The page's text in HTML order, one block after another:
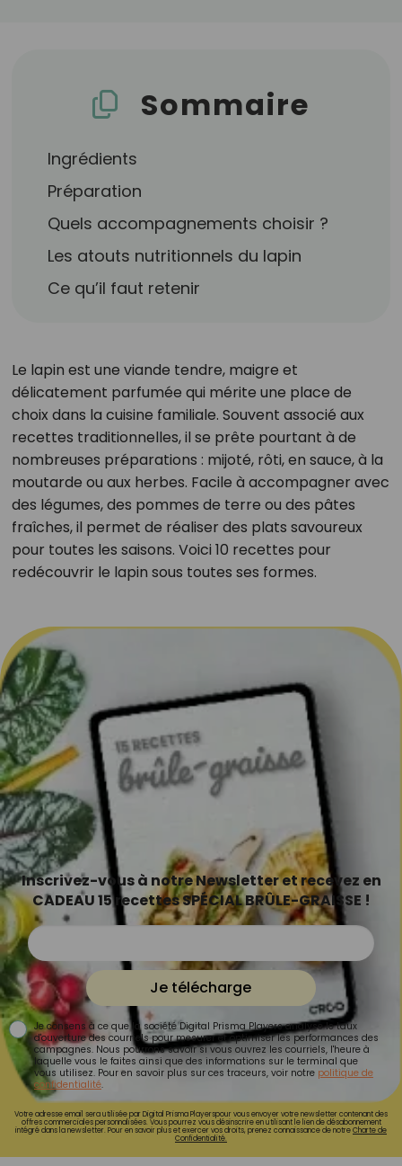
Sommaire
Ingrédients
Préparation
Quels accompagnements choisir ?
Les atouts nutritionnels du lapin
Ce qu’il faut retenir
Le lapin est une viande tendre, maigre et
délicatement parfumée qui mérite une place de
choix dans la cuisine familiale. Souvent associé aux
recettes traditionnelles, il se prête pourtant à de
nombreuses préparations : mijoté, rôti, en sauce, à la
moutarde ou aux herbes. Facile à accompagner avec
des légumes, des pommes de terre ou des pâtes
fraîches, il permet de réaliser des plats savoureux
pour toutes les saisons. Voici 10 recettes pour
redécouvrir le lapin sous toutes ses formes.
Inscrivez-vous à notre Newsletter et recevez en
CADEAU 15 recettes SPÉCIAL BRÛLE-GRAISSE !
Je télécharge
Je consens à ce que la société Digital Prisma Players analyse le taux
d'ouverture des courriels pour mesurer et optimiser les performances des
campagnes. Nous pourrons savoir si vous ouvrez les courriels, l'heure à
laquelle vous le faites ainsi que des informations sur le terminal que
vous utilisez. Pour en savoir plus sur ces traceurs, voir notre politique de
confidentialité.
Votre adresse email sera utilisée par Digital Prisma Playerspour vous envoyer votre newsletter contenant des
offres commerciales personnalisées. Vous pourrez vous désinscrire en utilisant le lien de désabonnement
intégré dans la newsletter. Pour en savoir plus et exercer vos droits, prenez connaissance de notreCharte de
Confidentialité.